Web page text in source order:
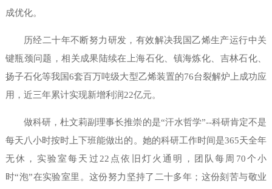
成优化。
历经二十年不断努力研发，有效解决我国乙烯生产运行中关
键瓶颈问题，相关成果陆续在上海石化、镇海炼化、吉林石化、
扬子石化等我国6套百万吨级大型乙烯装置的76台裂解炉上成功应
用，近三年累计实现新增利润22亿元。
做科研，杜文莉副理事长推崇的是“汗水哲学”--科研肯定不是
每天八小时按时上下班能做出的。她的科研工作时间是365天全年
无休，实验室每天过22点依旧灯火通明，团队每周70个小
时“泡”在实验室里。这份努力坚持了二十多年；这份刻苦与敬业